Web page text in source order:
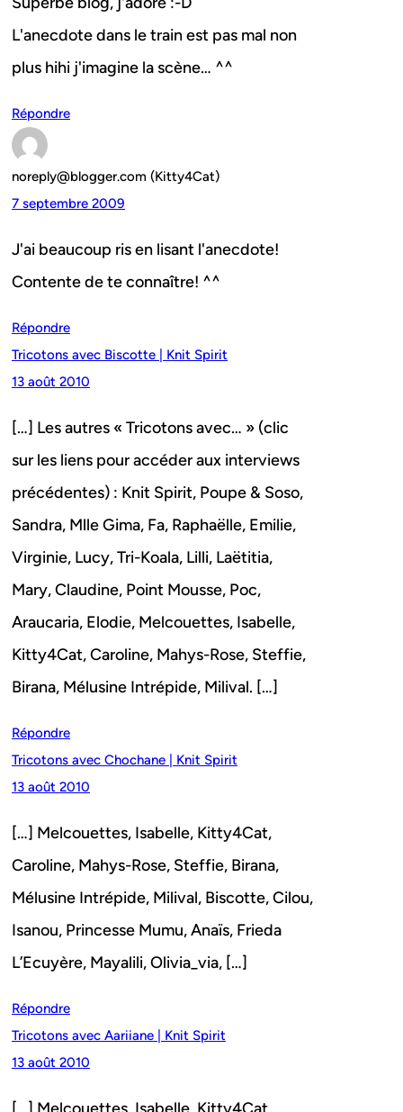
L'anecdote dans le train est pas mal non
plus hihi j'imagine la scène… ^^
Répondre
noreply@blogger.com (Kitty4Cat)
7 septembre 2009
J'ai beaucoup ris en lisant l'anecdote!
Contente de te connaître! ^^
Répondre
Tricotons avec Biscotte | Knit Spirit
13 août 2010
[…] Les autres « Tricotons avec… » (clic
sur les liens pour accéder aux interviews
précédentes) : Knit Spirit, Poupe & Soso,
Sandra, Mlle Gima, Fa, Raphaëlle, Emilie,
Virginie, Lucy, Tri-Koala, Lilli, Laëtitia,
Mary, Claudine, Point Mousse, Poc,
Araucaria, Elodie, Melcouettes, Isabelle,
Kitty4Cat, Caroline, Mahys-Rose, Steffie,
Birana, Mélusine Intrépide, Milival. […]
Répondre
Tricotons avec Chochane | Knit Spirit
13 août 2010
[…] Melcouettes, Isabelle, Kitty4Cat,
Caroline, Mahys-Rose, Steffie, Birana,
Mélusine Intrépide, Milival, Biscotte, Cilou,
Isanou, Princesse Mumu, Anaïs, Frieda
L’Ecuyère, Mayalili, Olivia_via, […]
Répondre
Tricotons avec Aariiane | Knit Spirit
13 août 2010